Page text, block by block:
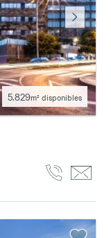
5.829m² disponibles